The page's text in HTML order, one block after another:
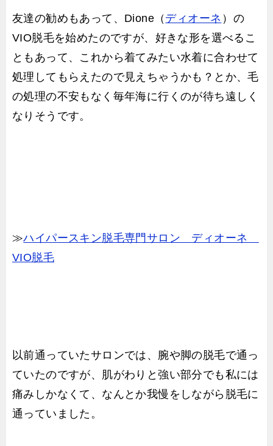
友達の勧めもあって、Dione（ ディオーネ ）の
VIO脱毛を始めたのですが、好きな形を選べるこ
ともあって、これから着てみたい水着に合わせて
処理してもらえたので見えちゃうかも？とか、毛
の処理の不安もなく毎年海に行くのが待ち遠しく
なりそうです。
≫ハイパースキン脱毛専門サロン ディオーネ
VIO脱毛
以前通っていたサロンでは、腕や脚の脱毛で通っ
ていたのですが、肌がわりと強い部分でも私には
痛みしかなくて、なんとか我慢をしながら脱毛に
通っていました。